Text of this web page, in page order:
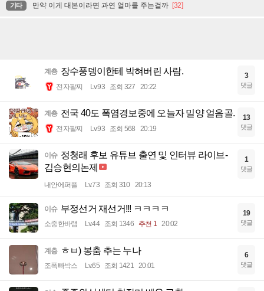
기타 만약 이게 대본이라면 과연 얼마를 주는걸까 [32]
계층 장수풍뎅이한테 박혀버린 사람.
전자팔찌 Lv.93 조회 327 20:22
3
댓글
계층 전국 40도 폭염경보중에 오늘자 밀양 얼음골.
전자팔찌 Lv.93 조회 568 20:19
13
댓글
이슈 정청래 후보 유튜브 출연 및 인터뷰 라이브-
김승현의논제
내안에퍼플 Lv.73 조회 310 20:13
1
댓글
이슈 부정선거 재선거!!! ㅋㅋㅋㅋ
소중한바램 Lv.44 조회 1346 추천 1 20:02
19
댓글
계층 ㅎㅂ) 봉춤 추는 누나
조폭빠박스 Lv.65 조회 1421 20:01
6
댓글